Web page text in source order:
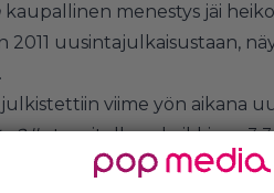
kaupallinen menestys jäi
2011 uusintajulkaisustaan,
viime yön aikana
2:lletavoitellaan kaikkiaan 3,3
on käynnistynyt